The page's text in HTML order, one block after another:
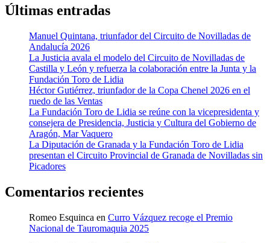
Últimas entradas
Manuel Quintana, triunfador del Circuito de Novilladas de
Andalucía 2026
La Justicia avala el modelo del Circuito de Novilladas de
Castilla y León y refuerza la colaboración entre la Junta y la
Fundación Toro de Lidia
Héctor Gutiérrez, triunfador de la Copa Chenel 2026 en el
ruedo de las Ventas
La Fundación Toro de Lidia se reúne con la vicepresidenta y
consejera de Presidencia, Justicia y Cultura del Gobierno de
Aragón, Mar Vaquero
La Diputación de Granada y la Fundación Toro de Lidia
presentan el Circuito Provincial de Granada de Novilladas sin
Picadores
Comentarios recientes
Romeo Esquinca en Curro Vázquez recoge el Premio
Nacional de Tauromaquia 2025